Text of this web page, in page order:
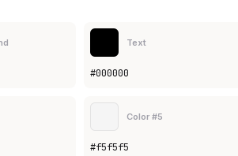
Text
#000000
Color #5
#f5f5f5